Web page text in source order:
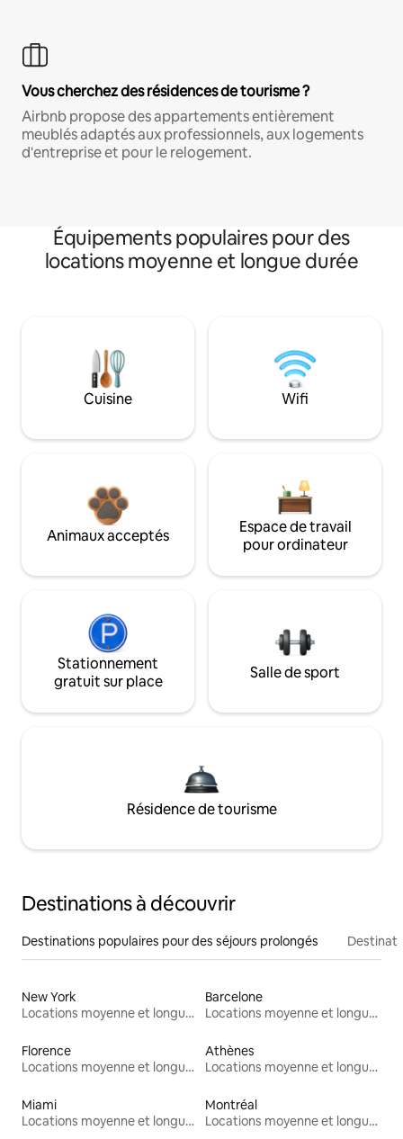
Vous cherchez des résidences de tourisme ?
Airbnb propose des appartements entièrement
meublés adaptés aux professionnels, aux logements
d'entreprise et pour le relogement.
Équipements populaires pour des
locations moyenne et longue durée
Cuisine Wifi
Animaux acceptés
Espace de travail
pour ordinateur
Stationnement
gratuit sur place
Salle de sport
Résidence de tourisme
Destinations à découvrir
Destinations populaires pour des séjours prolongés
New York
Locations moyenne et longue durée
Barcelone
Locations moyenne et longue durée
Florence
Locations moyenne et longue durée
Athènes
Locations moyenne et longue durée
Miami
Locations moyenne et longue durée
Montréal
Locations moyenne et longue durée